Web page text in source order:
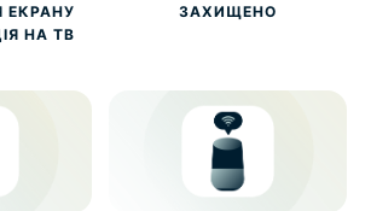
ЕКРАНУ
НА ТВ
ЗАХИЩЕНО